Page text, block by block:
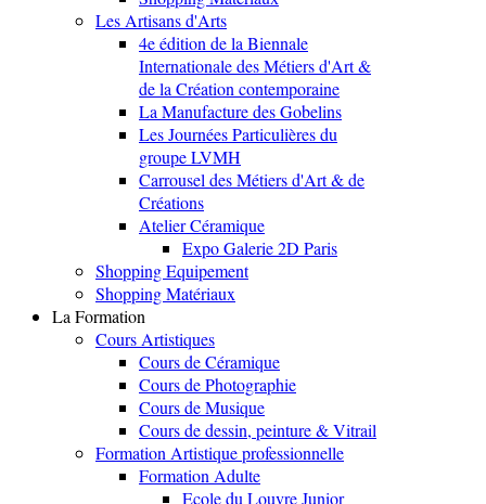
Les Artisans d'Arts
4e édition de la Biennale
Internationale des Métiers d'Art &
de la Création contemporaine
La Manufacture des Gobelins
Les Journées Particulières du
groupe LVMH
Carrousel des Métiers d'Art & de
Créations
Atelier Céramique
Expo Galerie 2D Paris
Shopping Equipement
Shopping Matériaux
La Formation
Cours Artistiques
Cours de Céramique
Cours de Photographie
Cours de Musique
Cours de dessin, peinture & Vitrail
Formation Artistique professionnelle
Formation Adulte
Ecole du Louvre Junior